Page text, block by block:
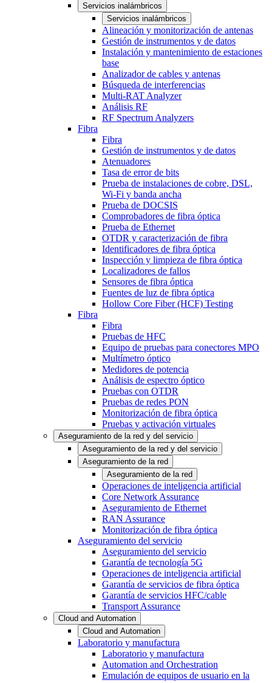
Servicios inalámbricos
Servicios inalámbricos
Alineación y monitorización de antenas
Gestión de instrumentos y de datos
Instalación y mantenimiento de estaciones
base
Analizador de cables y antenas
Búsqueda de interferencias
Multi-RAT Analyzer
Análisis RF
RF Spectrum Analyzers
Fibra
Fibra
Gestión de instrumentos y de datos
Atenuadores
Tasa de error de bits
Prueba de instalaciones de cobre, DSL,
Wi-Fi y banda ancha
Prueba de DOCSIS
Comprobadores de fibra óptica
Prueba de Ethernet
OTDR y caracterización de fibra
Identificadores de fibra óptica
Inspección y limpieza de fibra óptica
Localizadores de fallos
Sensores de fibra óptica
Fuentes de luz de fibra óptica
Hollow Core Fiber (HCF) Testing
Fibra
Fibra
Pruebas de HFC
Equipo de pruebas para conectores MPO
Multímetro óptico
Medidores de potencia
Análisis de espectro óptico
Pruebas con OTDR
Pruebas de redes PON
Monitorización de fibra óptica
Pruebas y activación virtuales
Aseguramiento de la red y del servicio
Aseguramiento de la red y del servicio
Aseguramiento de la red
Aseguramiento de la red
Operaciones de inteligencia artificial
Core Network Assurance
Aseguramiento de Ethernet
RAN Assurance
Monitorización de fibra óptica
Aseguramiento del servicio
Aseguramiento del servicio
Garantía de tecnología 5G
Operaciones de inteligencia artificial
Garantía de servicios de fibra óptica
Garantía de servicios HFC/cable
Transport Assurance
Cloud and Automation
Cloud and Automation
Laboratorio y manufactura
Laboratorio y manufactura
Automation and Orchestration
Emulación de equipos de usuario en la